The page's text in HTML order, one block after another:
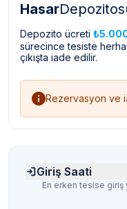
Hasar
Depozito ücreti
sürecince tesiste
çıkışta iade edilir.
Rezervasyon ve
Giriş Saati
En erken tesise